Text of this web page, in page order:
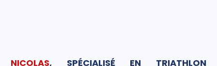
NICOLAS, SPÉCIALISÉ EN TRIATHLON